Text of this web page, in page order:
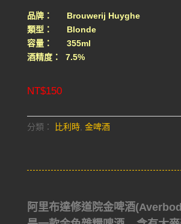
品牌： Brouwerij Huyghe
類型： Blonde
容量： 355ml
酒精度： 7.5%
NT$150
分類： 比利時, 金啤酒
阿里布達修道院金啤酒